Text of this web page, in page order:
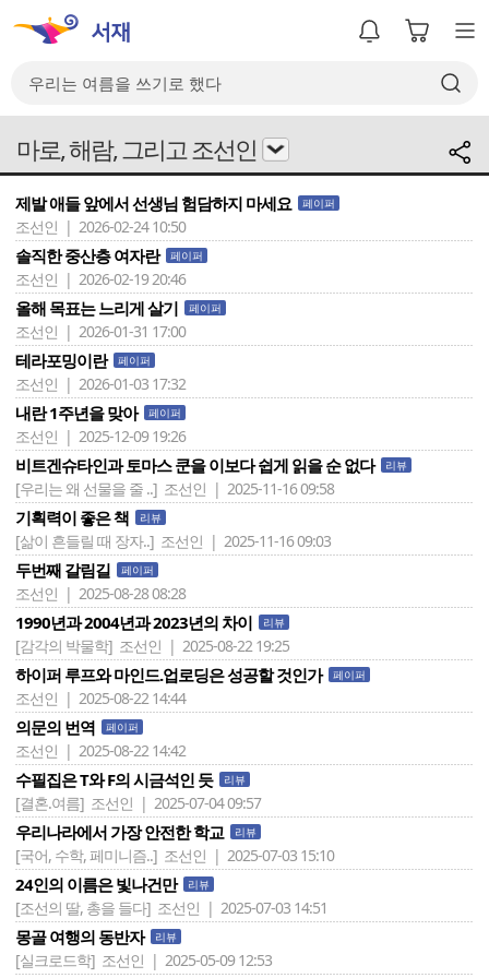
마로, 해람, 그리고 조선인
제발 애들 앞에서 선생님 험담하지 마세요 페이퍼
조선인 | 2026-02-24 10:50
솔직한 중산층 여자란 페이퍼
조선인 | 2026-02-19 20:46
올해 목표는 느리게 살기 페이퍼
조선인 | 2026-01-31 17:00
테라포밍이란 페이퍼
조선인 | 2026-01-03 17:32
내란 1주년을 맞아 페이퍼
조선인 | 2025-12-09 19:26
비트겐슈타인과 토마스 쿤을 이보다 쉽게 읽을 순 없다 리뷰
[우리는 왜 선물을 줄 ..] 조선인 | 2025-11-16 09:58
기획력이 좋은 책 리뷰
[삶이 흔들릴 때 장자..] 조선인 | 2025-11-16 09:03
두번째 갈림길 페이퍼
조선인 | 2025-08-28 08:28
1990년과 2004년과 2023년의 차이 리뷰
[감각의 박물학] 조선인 | 2025-08-22 19:25
하이퍼 루프와 마인드.업로딩은 성공할 것인가 페이퍼
조선인 | 2025-08-22 14:44
의문의 번역 페이퍼
조선인 | 2025-08-22 14:42
수필집은 T와 F의 시금석인 듯 리뷰
[결혼.여름] 조선인 | 2025-07-04 09:57
우리나라에서 가장 안전한 학교 리뷰
[국어, 수학, 페미니즘..] 조선인 | 2025-07-03 15:10
24인의 이름은 빛나건만 리뷰
[조선의 딸, 총을 들다] 조선인 | 2025-07-03 14:51
몽골 여행의 동반자 리뷰
[실크로드학] 조선인 | 2025-05-09 12:53